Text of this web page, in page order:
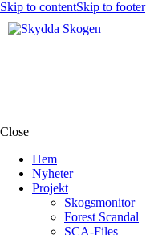
Skip to contentSkip to footer
Close
Hem
Nyheter
Projekt
Skogsmonitor
Forest Scandal
SCA-Files